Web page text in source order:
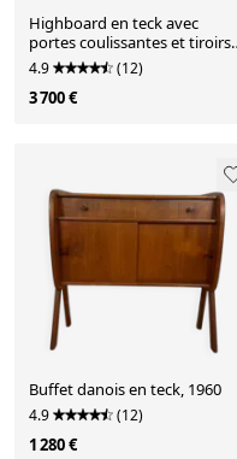
Highboard en teck avec
portes coulissantes et tiroirs,
Danemark 1960
4.9 (12)
3 700 €
Buffet danois en teck, 1960
4.9 (12)
1 280 €